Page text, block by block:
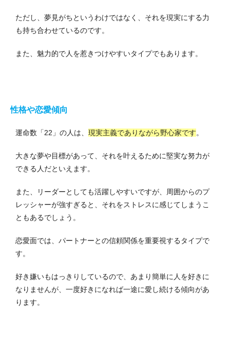
ただし、夢見がちというわけではなく、それを現実にする力
も持ち合わせているのです。
また、魅力的で人を惹きつけやすいタイプでもあります。
性格や恋愛傾向
運命数「22」の人は、 現実主義でありながら野心家です。
大きな夢や目標があって、それを叶えるために堅実な努力が
できる人だといえます。
また、リーダーとしても活躍しやすいですが、周囲からのプ
レッシャーが強すぎると、それをストレスに感じてしまうこ
ともあるでしょう。
恋愛面では、パートナーとの信頼関係を重要視するタイプで
す。
好き嫌いもはっきりしているので、あまり簡単に人を好きに
なりませんが、一度好きになれば一途に愛し続ける傾向があ
ります。